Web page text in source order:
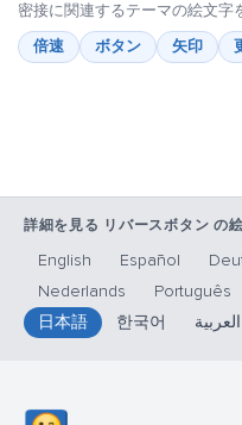
密接に関連するテーマの絵文字
倍速
ボタン 矢印
詳細を見る リバースボタン の
English Español
Nederlands
Português
日本語
한국어 العربية